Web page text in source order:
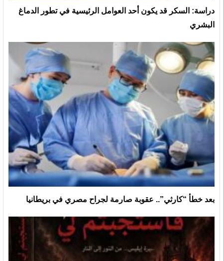
دراسة: السكر قد يكون أحد العوامل الرئيسية في تطور الدماغ
البشري
بعد خطأ “كارثي”.. عقوبة صارمة لجراح مصري في بريطانيا